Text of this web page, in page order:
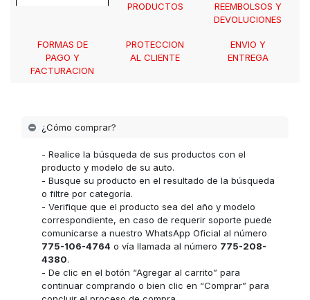
PRODUCTOS
REEMBOLSOS Y
DEVOLUCIONES
FORMAS DE
PAGO Y
FACTURACION
PROTECCION
AL CLIENTE
ENVIO Y
ENTREGA
¿Cómo comprar?
- Realice la búsqueda de sus productos con el
producto y modelo de su auto.
- Busque su producto en el resultado de la búsqueda
o filtre por categoría.
- Verifique que el producto sea del año y modelo
correspondiente, en caso de requerir soporte puede
comunicarse a nuestro WhatsApp Oficial al número
775-106-4764 o vía llamada al número 775-208-
4380.
- De clic en el botón “Agregar al carrito” para
continuar comprando o bien clic en “Comprar” para